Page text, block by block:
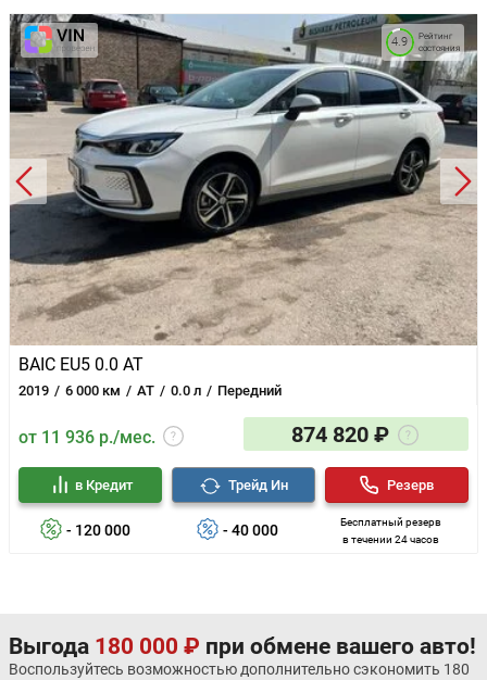
BAIC EU5 0.0 AT
2019 6 000 км AT 0.0 л Передний
Рейтинг
состояния
4.9
от 11 936 р./мес. 874 820 ₽
- 120 000
в Кредит
- 40 000
Трейд Ин
Бесплатный резерв
в течении 24 часов
Резерв
Выгода 180 000 ₽ при обмене вашего авто!
Воспользуйтесь возможностью дополнительно сэкономить 180